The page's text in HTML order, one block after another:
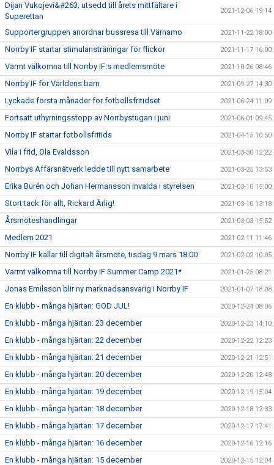
Dijan Vukojevi&#263; utsedd till årets mittfältare i
Superettan
2021-12-06 19:14
Supportergruppen anordnar bussresa till Värnamo 2021-11-22 18:00
Norrby IF startar stimulansträningar för flickor 2021-11-17 16:00
Varmt välkomna till Norrby IF:s medlemsmöte 2021-10-26 08:46
Norrby IF för Världens barn 2021-09-27 14:30
Lyckade första månader för fotbollsfritidset 2021-06-24 11:09
Fortsatt uthyrningsstopp av Norrbystugan i juni 2021-06-01 09:45
Norrby IF startar fotbollsfritids 2021-04-15 10:50
Vila i frid, Ola Evaldsson 2021-03-30 12:22
Norrbys Affärsnätverk ledde till nytt samarbete 2021-03-25 13:53
Erika Burén och Johan Hermansson invalda i styrelsen 2021-03-10 15:00
Stort tack för allt, Rickard Ärlig! 2021-03-10 13:18
Årsmöteshandlingar 2021-03-03 15:52
Medlem 2021 2021-02-11 11:46
Norrby IF kallar till digitalt årsmöte, tisdag 9 mars 18:00 2021-02-02 10:05
Varmt välkomna till Norrby IF Summer Camp 2021* 2021-01-25 08:21
Jonas Emilsson blir ny marknadsansvarig i Norrby IF 2021-01-07 18:08
En klubb - många hjärtan: GOD JUL! 2020-12-24 08:06
En klubb - många hjärtan: 23 december 2020-12-23 14:10
En klubb - många hjärtan: 22 december 2020-12-22 12:23
En klubb - många hjärtan: 21 december 2020-12-21 12:51
En klubb - många hjärtan: 20 december 2020-12-20 12:48
En klubb - många hjärtan: 19 december 2020-12-19 15:04
En klubb - många hjärtan: 18 december 2020-12-18 12:33
En klubb - många hjärtan: 17 december 2020-12-17 17:41
En klubb - många hjärtan: 16 december 2020-12-16 12:16
En klubb - många hjärtan: 15 december 2020-12-15 12:04